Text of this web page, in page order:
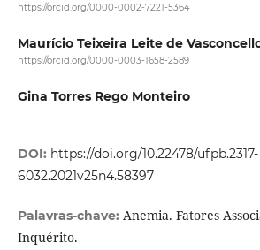
https://orcid.org/0000-0002-7221-5364
Maurício Teixeira Leite de
https://orcid.org/0000-0003-1658-2589
Gina Torres Rego Monteiro
DOI: https://doi.org/10.22478/ufpb.2317-
6032.2021v25n4.58397
Palavras-chave: Anemia. Fatores
Inquérito.